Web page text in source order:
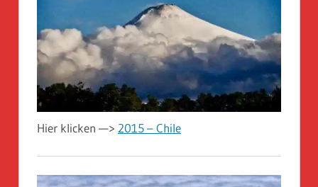
Hier klicken —> 2015 – Chile